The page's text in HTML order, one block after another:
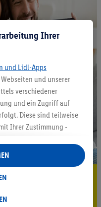
anmelden
Ihrer
und Lidl-Apps
und unserer
verschiedener
und ein Zugriff auf
Diese sind teilweise
Ihrer Zustimmung -
dem IAB TCF
Werbung
Werbung werden